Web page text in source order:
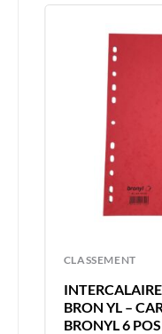
CLASSEMENT
BRON YL –
BRONYL 6